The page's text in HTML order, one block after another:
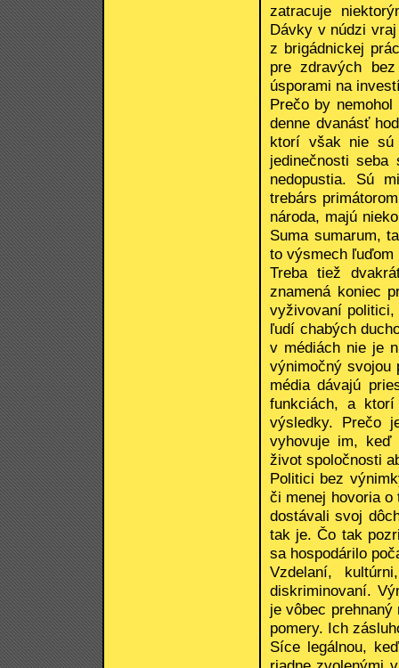
zatracuje
Dávky v núdzi
z brigádnickej
pre zdravých
úsporami na
Prečo by
denne dvanásť
ktorí však nie sú
jedinečnosti
nedopustia. Sú
trebárs
národa, majú
Suma sumarum,
to výsmech ľuďom
Treba tiež
znamená koniec
vyživovaní
ľudí chabých
v médiách nie je
výnimočný svojou
média dávajú
funkciách, a
výsledky. Prečo
vyhovuje im, keď
život spoločnosti
Politici bez
či menej hovoria
dostávali svoj
tak je. Čo tak
sa hospodárilo
Vzdelaní,
diskriminovaní.
je vôbec
pomery. Ich
Síce legálnou,